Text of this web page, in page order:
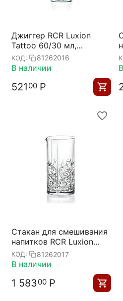
Джиггер RCR Luxion
Tattoo 60/30 мл,
хрустальное стекло,
Италия
КОД: 81262016
В наличии
521 00 Р
Стакан для смешивания
напитков RCR Luxion
Tattoo 650 мл,
хрустальное стекло,
КОД: 81262017
В наличии
1 58300 Р